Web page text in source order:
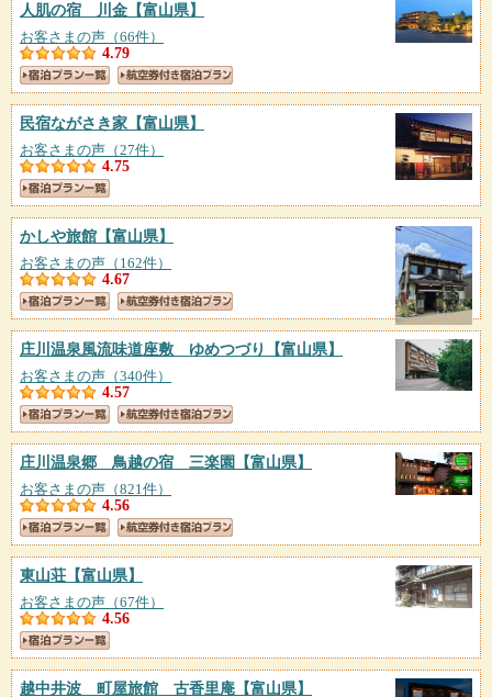
人肌の宿 川金 【富山県】
お客さまの声（66件）
4.79
民宿ながさき家 【富山県】
お客さまの声（27件）
4.75
かしや旅館 【富山県】
お客さまの声（162件）
4.67
庄川温泉風流味道座敷 ゆめつづり 【富山県】
お客さまの声（340件）
4.57
庄川温泉郷 鳥越の宿 三楽園 【富山県】
お客さまの声（821件）
4.56
東山荘 【富山県】
お客さまの声（67件）
4.56
越中井波 町屋旅館 古香里庵 【富山県】